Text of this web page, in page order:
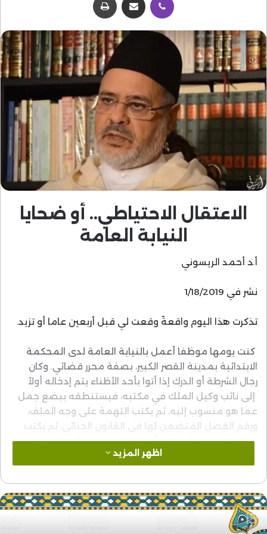
الاعتقال الاحتياطي.. أو ضحايا
النيابة العامة
أ.د أحمد الريسوني
نشر في 1/18/2019
تذكرت هذا اليوم واقعةً وقعت لي قبل أربعين عاما أو تزيد.
كنت يومها موظفا أعمل بالنيابة العامة لدى المحكمة
الابتدائية بمدينة القصر الكبير، بصفة محرر قضائي. وكان
رجال الشرطة أو الدرك إذا أتوا بأحد الأظناء يتم إدخاله أولاً
إلى نائب وكيل الملك في مكتبه، فيستنطقه ببضع جمل
عما هو منسوب إليه، ثم يكتب التهمة على وجه الملف،
ورقم الفصل المتضمن لها في القانون الجنائي، ثم يكتب
تصريح المتهم بالاعتراف أو بالإنكار، ثم يرسل إلي الشخص
المعني وملفه لكي أكمل الباقي وأوقع محضر الاستنطاق،
بالأمر إلى السجن. وفي بعض الحالات يفرج عنه.
وفي إحدى المرات أحال علي نائب وكيل الملك أحد الأظناء
مع ملفه، وقد كتب عليه أنه: اعترف بالمنسوب إليه، وأن
اظهر المزيد